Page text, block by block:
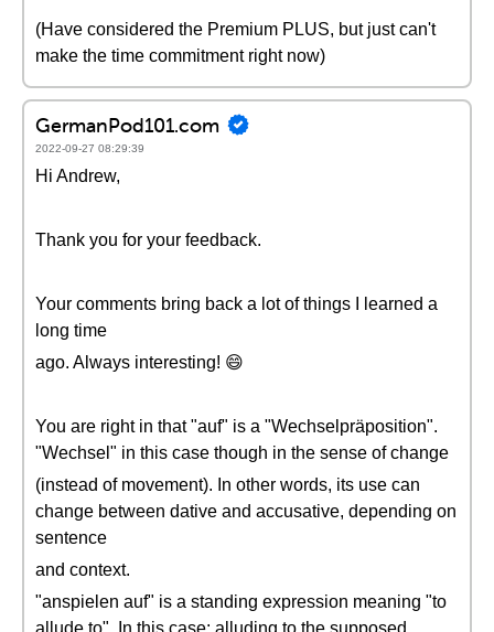
(Have considered the Premium PLUS, but just can't
make the time commitment right now)
GermanPod101.com
2022-09-27 08:29:39
Hi Andrew,
Thank you for your feedback.
Your comments bring back a lot of things I learned a
long time
ago. Always interesting! 😄
You are right in that "auf" is a "Wechselpräposition".
"Wechsel" in this case though in the sense of change
(instead of movement). In other words, its use can
change between dative and accusative, depending on
sentence
and context.
"anspielen auf" is a standing expression meaning "to
allude to". In this case: alluding to the supposed